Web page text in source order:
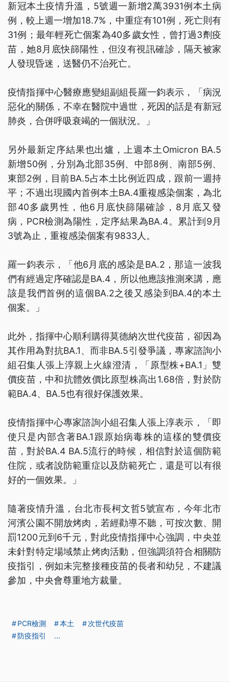
新冠本土疫情升溫，5號週一新增2萬3931例本土病
例，較上週一增加18.7%，中重症有101例，死亡則有
31例；最年輕死亡個案為40多歲女性，曾打過3劑疫
苗，她8月底快篩陽性，但沒有視訊確診，隔天被家
人發現昏迷，送醫仍不治死亡。
疫情指揮中心醫療應變組副組長羅一鈞表示，「病況
惡化的關係，不幸在醫院中過世，死因的話是有新冠
肺炎，合併呼吸衰竭的一個狀況。」
另外最新定序結果也出爐，上週本土Omicron BA.5
新增50例，分別為北部35例、中部8例、南部5例、
東部2例，目前BA.5占本土比例近四成，跟前一週持
平；不過出現國內首例本土BA.4重複感染個案，為北
部40多歲男性，他6月底快篩陽確診，8月底又發
病，PCR檢測為陽性，定序結果為BA.4。累計到9月
3號為止，重複感染個案有9833人。
羅一鈞表示，「他6月底的感染是BA.2，那這一波我
們有經過定序確認是BA.4，所以他應該推測來講，應
該是我們首例的這個BA.2之後又感染到BA.4的本土
個案。」
此外，指揮中心順利購得莫德納次世代疫苗，卻因為
其作用為對抗BA.1、而非BA.5引發爭議，專家諮詢小
組召集人張上淳親上火線澄清，「原型株+BA.1」雙
價疫苗，中和抗體效價比原型株高出1.68倍，對於防
範BA.4、BA.5也有很好保護效果。
疫情指揮中心專家諮詢小組召集人張上淳表示，「即
使只是內部含著BA.1跟原始病毒株的這樣的雙價疫
苗，對於BA.4 BA.5流行的時候，相信對於這個防範
住院，或者說防範重症以及防範死亡，還是可以有很
好的一個效果。」
隨著疫情升溫，台北市長柯文哲5號宣布，今年北市
河濱公園不開放烤肉，若經勸導不聽，可按次數、開
罰1200元到6千元，對此疫情指揮中心強調，中央並
未針對特定場域禁止烤肉活動，但強調須符合相關防
疫指引，例如未完整接種疫苗的長者和幼兒，不建議
參加，中央會尊重地方裁量。
PCR檢測 本土
次世代疫苗
防疫指引
...